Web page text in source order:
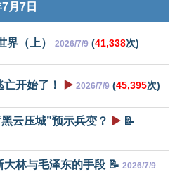
月7日
界（上） 2026/7/9 (41,338次)
亡开始了！ ▶️ 2026/7/9 (45,395次)
云压城”预示兵变？ ▶️ 📝
林与毛泽东的手段 📝 2026/7/9